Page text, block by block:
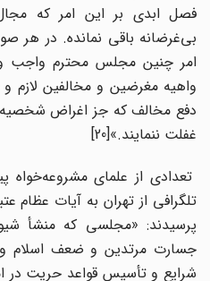
فصل ابدی بر این امر که
بی‌غرضانه باقی نمانده. در هر
امر چنین مجلس محترم واجب
واهیه مغرضین و مخالفین لازم و
دفع مخالف که جز اغراض شخصیه و
غفلت ننمایند.»[20]
تعدادی از علمای مشروعه‌خواه
تلگرافی از تهران به آیات عظام
پرسیدند: «مجلسی که منشأ
جسارت مرتدین و ضعف اسلام
شرایع و تأسیس قواعد حریت در